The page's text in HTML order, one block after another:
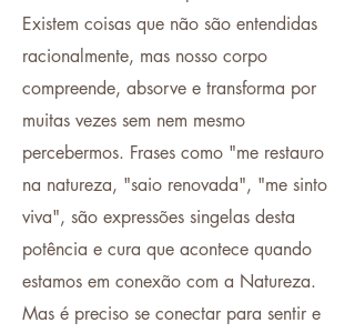
Existem coisas que não são entendidas
racionalmente, mas nosso corpo
compreende, absorve e transforma por
muitas vezes sem nem mesmo
percebermos. Frases como "me restauro
na natureza, "saio renovada", "me sinto
viva", são expressões singelas desta
potência e cura que acontece quando
estamos em conexão com a Natureza.
Mas é preciso se conectar para sentir e